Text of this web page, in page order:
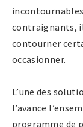
contraignants,
contourner
occasionner.
L’une des
l’avance
programme de